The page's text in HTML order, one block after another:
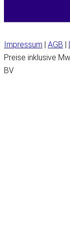
Impressum | AGB |
Preise inklusive
BV